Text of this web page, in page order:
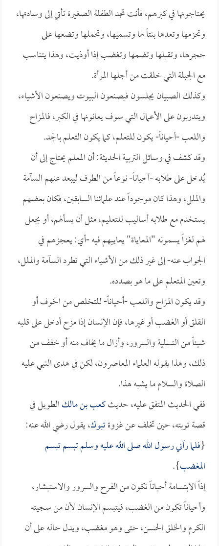
يحتاجونها في كبرهم، فأنت تجد الطفلة الصغيرة تأتي إلى وسادتها،
وتحزمها وتعدها بنتاً لها وتسميها، وتحملها وتضعها على
حجرها، وتقبلها وتضمها وتغضب إذا أوذيت، وهذا يتناسب
مع الجبلة التي خلقت من أجلها المرأة.
وكذلك الصبيان يجلسون فيصنعون البيوت ويصنعون الأشياء،
ويتدربون على الأعمال التي سوف يعانونها في الكبر، فالمزاح
واللعب -أحياناً- يكون للتعلم، كما يكون التعلم بالجد.
وقد كشف في وسائل التربية الحديثة: أن المعلم يحتاج إلى أن
يُدخل على طلابه -أحياناً- نوعاً من الطرف ليبعد عنهم السآمة
والملل، وهذا كان موجوداً عند علمائنا السابقين، فكان بعضهم
يستخدم مع طلابه أساليب للتعليم، مثل أن يسألهم، أو يجعل
لهم لغزاً يسمونه "المعاياة" يعاييهم فيه -أي: يعجزهم في
الجواب عنه- إلى غير ذلك من الأشياء التي تطرد السآمة والملل،
وتعين المتعلم على ما هو بصدده.
وقد يكون المزاح واللعب -أحياناً- للتخلص من الخوف أو
القلق أو الغضب أو غيرها، فإن الإنسان إذا مزح أدخل على قلبه
شيئاً من التسلية والسرور، وأزال ما يخاف منه أو خفف من
ذلك، وهذا يقوله العلماء المعاصرون، لكن في هدى النبي عليه
الصلاة والسلام ما يشبه هذا.
ففي الحديث المتفق عليه، حديثكعب بن مالكالطويل في
قصة توبته، حين تخلف عن غزوةتبوك، يقول رضي الله عنه:
{فلما رآني رسول الله صلى الله عليه وسلم تبسم تبسم
المغضب}.
إذاً الابتسامة أحياناً تكون من الفرح والسرور والاستبشار،
وأحياناً تكون من الغضب، فيتبسم الإنسان لأن من سجيته
الكرم والخلق الحسن، حتى وهو مغضب، ويدل حاله على أن